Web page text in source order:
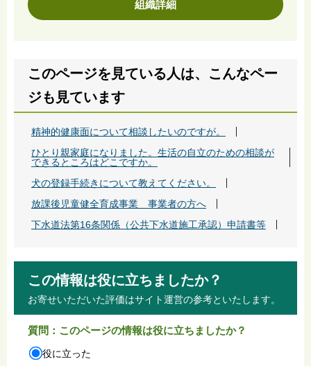
組織詳細
このページを見ている人は、こんなペー
ジも見ています
精神的健康面について相談したいのですが。
ひとり親家庭になりました。生活の自立のための相談が
できるところはどこですか。
犬の登録手続きについて教えてください。
放課後児童健全育成事業 事業者の方へ
下水道法第16条関係（公共下水道施工承認）申請書等
この情報は役に立ちましたか？
お寄せいただいた評価はサイト運営の参考といたします。
質問：このページの情報は役に立ちましたか？
役に立った